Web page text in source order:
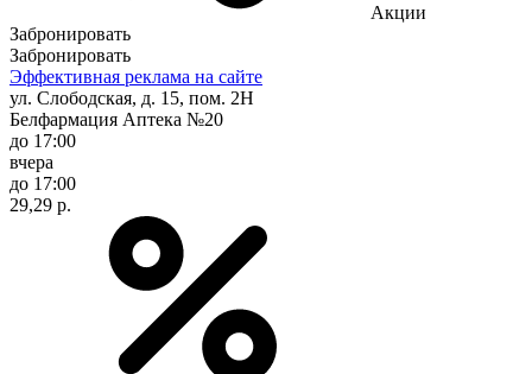
Акции
Забронировать
Забронировать
Эффективная реклама на сайте
ул. Слободская, д. 15, пом. 2Н
Белфармация Аптека №20
до 17:00
вчера
до 17:00
29,29 р.